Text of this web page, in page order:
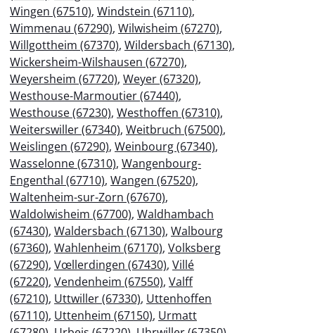
Wingen (67510), Windstein (67110),
Wimmenau (67290), Wilwisheim (67270),
Willgottheim (67370), Wildersbach (67130),
Wickersheim-Wilshausen (67270),
Weyersheim (67720), Weyer (67320),
Westhouse-Marmoutier (67440),
Westhouse (67230), Westhoffen (67310),
Weiterswiller (67340), Weitbruch (67500),
Weislingen (67290), Weinbourg (67340),
Wasselonne (67310), Wangenbourg-
Engenthal (67710), Wangen (67520),
Waltenheim-sur-Zorn (67670),
Waldolwisheim (67700), Waldhambach
(67430), Waldersbach (67130), Walbourg
(67360), Wahlenheim (67170), Volksberg
(67290), Vœllerdingen (67430), Villé
(67220), Vendenheim (67550), Valff
(67210), Uttwiller (67330), Uttenhoffen
(67110), Uttenheim (67150), Urmatt